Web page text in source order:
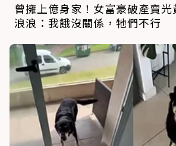
曾擁上億身家！女富豪破產賣
浪浪：我餓沒關係，牠們不行